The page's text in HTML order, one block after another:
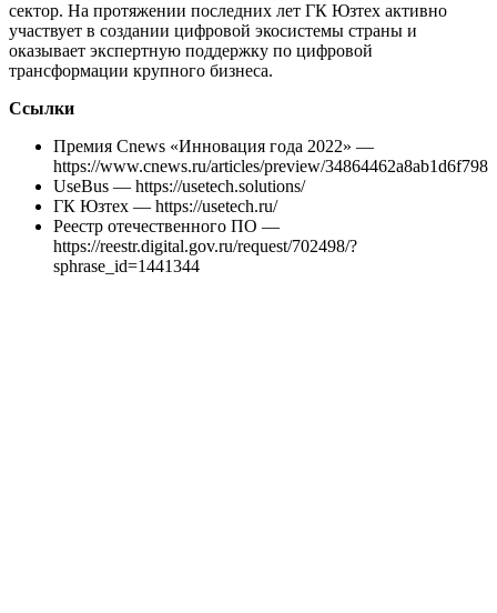
сектор. На протяжении последних лет ГК Юзтех активно
участвует в создании цифровой экосистемы страны и
оказывает экспертную поддержку по цифровой
трансформации крупного бизнеса.
Ссылки
Премия Cnews «Инновация года 2022» —
https://www.cnews.ru/articles/preview/34864462a8ab1d6f798
UseBus — https://usetech.solutions/
ГК Юзтех — https://usetech.ru/
Реестр отечественного ПО —
https://reestr.digital.gov.ru/request/702498/?
sphrase_id=1441344